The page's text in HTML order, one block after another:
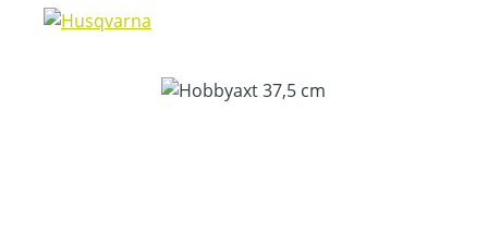
Bildergalerie überspringen